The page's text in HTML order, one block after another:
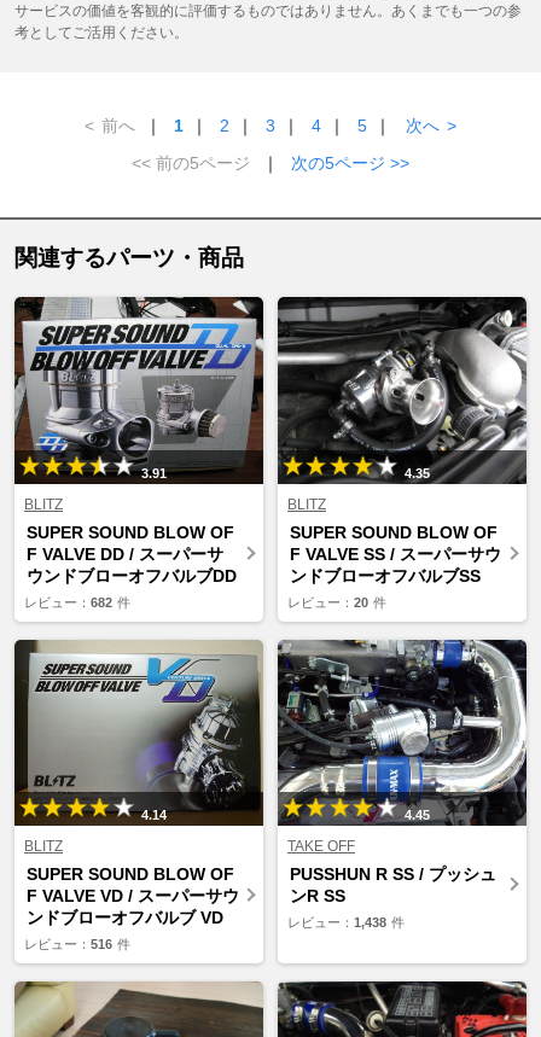
サービスの価値を客観的に評価するものではありません。あくまでも一つの参
考としてご活用ください。
< 前へ ｜ 1 ｜ 2 ｜ 3 ｜ 4 ｜ 5 ｜ 次へ >
<< 前の5ページ
｜ 次の5ページ >>
関連するパーツ・商品
3.91
BLITZ
SUPER SOUND BLOW OF
F VALVE DD / スーパーサ
ウンドブローオフバルブDD
レビュー： 682 件
4.35
BLITZ
SUPER SOUND BLOW OF
F VALVE SS / スーパーサウ
ンドブローオフバルブSS
レビュー： 20 件
4.14
BLITZ
SUPER SOUND BLOW OF
F VALVE VD / スーパーサウ
ンドブローオフバルブ VD
レビュー： 516 件
4.45
TAKE OFF
PUSSHUN R SS / プッシュ
ンR SS
レビュー： 1,438 件